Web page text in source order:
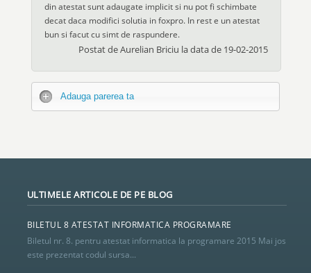
din atestat sunt adaugate implicit si nu pot fi schimbate
decat daca modifici solutia in foxpro. In rest e un atestat
bun si facut cu simt de raspundere.
Postat deAurelian Briciu la data de 19-02-2015
Adauga parerea ta
ULTIMELE ARTICOLE DE PE BLOG
BILETUL 8 ATESTAT INFORMATICA PROGRAMARE
Biletul nr. 8. pentru atestat informatica la programare 2015 Mai jos
este prezentat codul sursa...